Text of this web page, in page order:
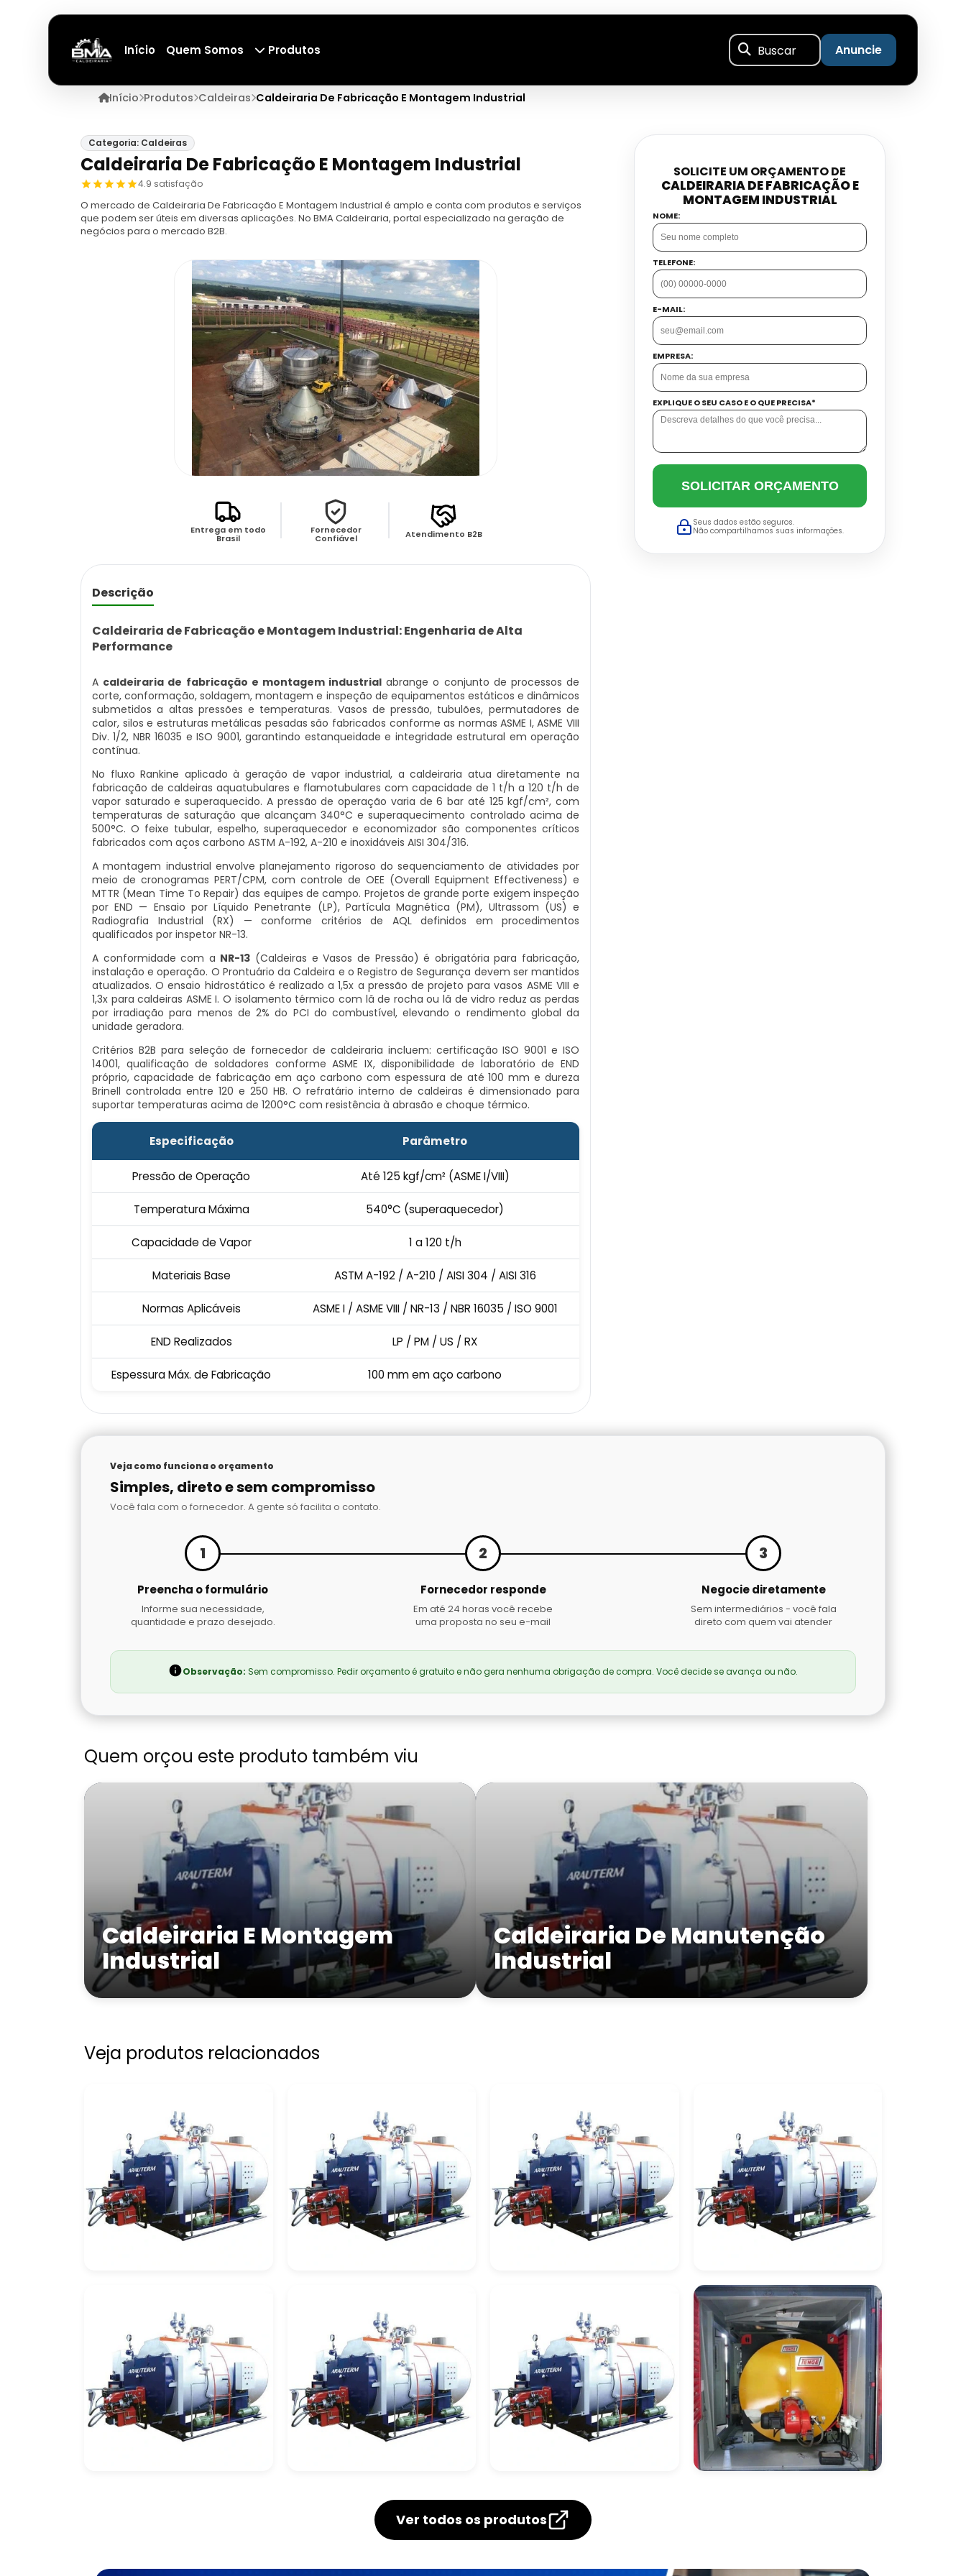
Início Quem Somos Produtos Buscar Anuncie
Início Produtos Caldeiras Caldeiraria De Fabricação E Montagem Industrial
Categoria: Caldeiras
Caldeiraria De Fabricação E Montagem Industrial
4.9 satisfação
O mercado de Caldeiraria De Fabricação E Montagem Industrial é amplo e conta com produtos e serviços
que podem ser úteis em diversas aplicações. No BMA Caldeiraria, portal especializado na geração de
negócios para o mercado B2B.
Entrega em todo
Brasil
Fornecedor
Confiável Atendimento B2B
Descrição
Caldeiraria de Fabricação e Montagem Industrial: Engenharia de Alta
Performance
A caldeiraria de fabricação e montagem industrial abrange o conjunto de processos de
corte, conformação, soldagem, montagem e inspeção de equipamentos estáticos e dinâmicos
submetidos a altas pressões e temperaturas. Vasos de pressão, tubulões, permutadores de
calor, silos e estruturas metálicas pesadas são fabricados conforme as normas ASME I, ASME VIII
Div. 1/2, NBR 16035 e ISO 9001, garantindo estanqueidade e integridade estrutural em operação
contínua.
No fluxo Rankine aplicado à geração de vapor industrial, a caldeiraria atua diretamente na
fabricação de caldeiras aquatubulares e flamotubulares com capacidade de 1 t/h a 120 t/h de
vapor saturado e superaquecido. A pressão de operação varia de 6 bar até 125 kgf/cm², com
temperaturas de saturação que alcançam 340°C e superaquecimento controlado acima de
500°C. O feixe tubular, espelho, superaquecedor e economizador são componentes críticos
fabricados com aços carbono ASTM A-192, A-210 e inoxidáveis AISI 304/316.
A montagem industrial envolve planejamento rigoroso do sequenciamento de atividades por
meio de cronogramas PERT/CPM, com controle de OEE (Overall Equipment Effectiveness) e
MTTR (Mean Time To Repair) das equipes de campo. Projetos de grande porte exigem inspeção
por END — Ensaio por Líquido Penetrante (LP), Partícula Magnética (PM), Ultrassom (US) e
Radiografia Industrial (RX) — conforme critérios de AQL definidos em procedimentos
qualificados por inspetor NR-13.
A conformidade com a NR-13 (Caldeiras e Vasos de Pressão) é obrigatória para fabricação,
instalação e operação. O Prontuário da Caldeira e o Registro de Segurança devem ser mantidos
atualizados. O ensaio hidrostático é realizado a 1,5x a pressão de projeto para vasos ASME VIII e
1,3x para caldeiras ASME I. O isolamento térmico com lã de rocha ou lã de vidro reduz as perdas
por irradiação para menos de 2% do PCI do combustível, elevando o rendimento global da
unidade geradora.
Critérios B2B para seleção de fornecedor de caldeiraria incluem: certificação ISO 9001 e ISO
14001, qualificação de soldadores conforme ASME IX, disponibilidade de laboratório de END
próprio, capacidade de fabricação em aço carbono com espessura de até 100 mm e dureza
Brinell controlada entre 120 e 250 HB. O refratário interno de caldeiras é dimensionado para
suportar temperaturas acima de 1200°C com resistência à abrasão e choque térmico.
Especificação Parâmetro
Pressão de Operação Até 125 kgf/cm² (ASME I/VIII)
Temperatura Máxima 540°C (superaquecedor)
Capacidade de Vapor 1 a 120 t/h
Materiais Base ASTM A-192 / A-210 / AISI 304 / AISI 316
Normas Aplicáveis ASME I / ASME VIII / NR-13 / NBR 16035 / ISO 9001
END Realizados LP / PM / US / RX
Espessura Máx. de Fabricação 100 mm em aço carbono
SOLICITE UM ORÇAMENTO DE
CALDEIRARIA DE FABRICAÇÃO E
MONTAGEM INDUSTRIAL
NOME:
TELEFONE:
E-MAIL:
EMPRESA:
EXPLIQUE O SEU CASO E O QUE PRECISA*
SOLICITAR ORÇAMENTO
Seus dados estão seguros.
Não compartilhamos suas informações.
Veja como funciona o orçamento
Simples, direto e sem compromisso
Você fala com o fornecedor. A gente só facilita o contato.
1
Preencha o formulário
Informe sua necessidade,
quantidade e prazo desejado.
2
Fornecedor responde
Em até 24 horas você recebe
uma proposta no seu e-mail
3
Negocie diretamente
Sem intermediários - você fala
direto com quem vai atender
Observação: Sem compromisso. Pedir orçamento é gratuito e não gera nenhuma obrigação de compra. Você decide se avança ou não.
Quem orçou este produto também viu
Caldeiraria E Montagem
Industrial
Caldeiraria De Manutenção
Industrial
Veja produtos relacionados
Recuperação
Recuperação Celulose
Caldeira De
Recuperação De Calor
Recuperação Quimica
Verticais
Ver todos os produtos